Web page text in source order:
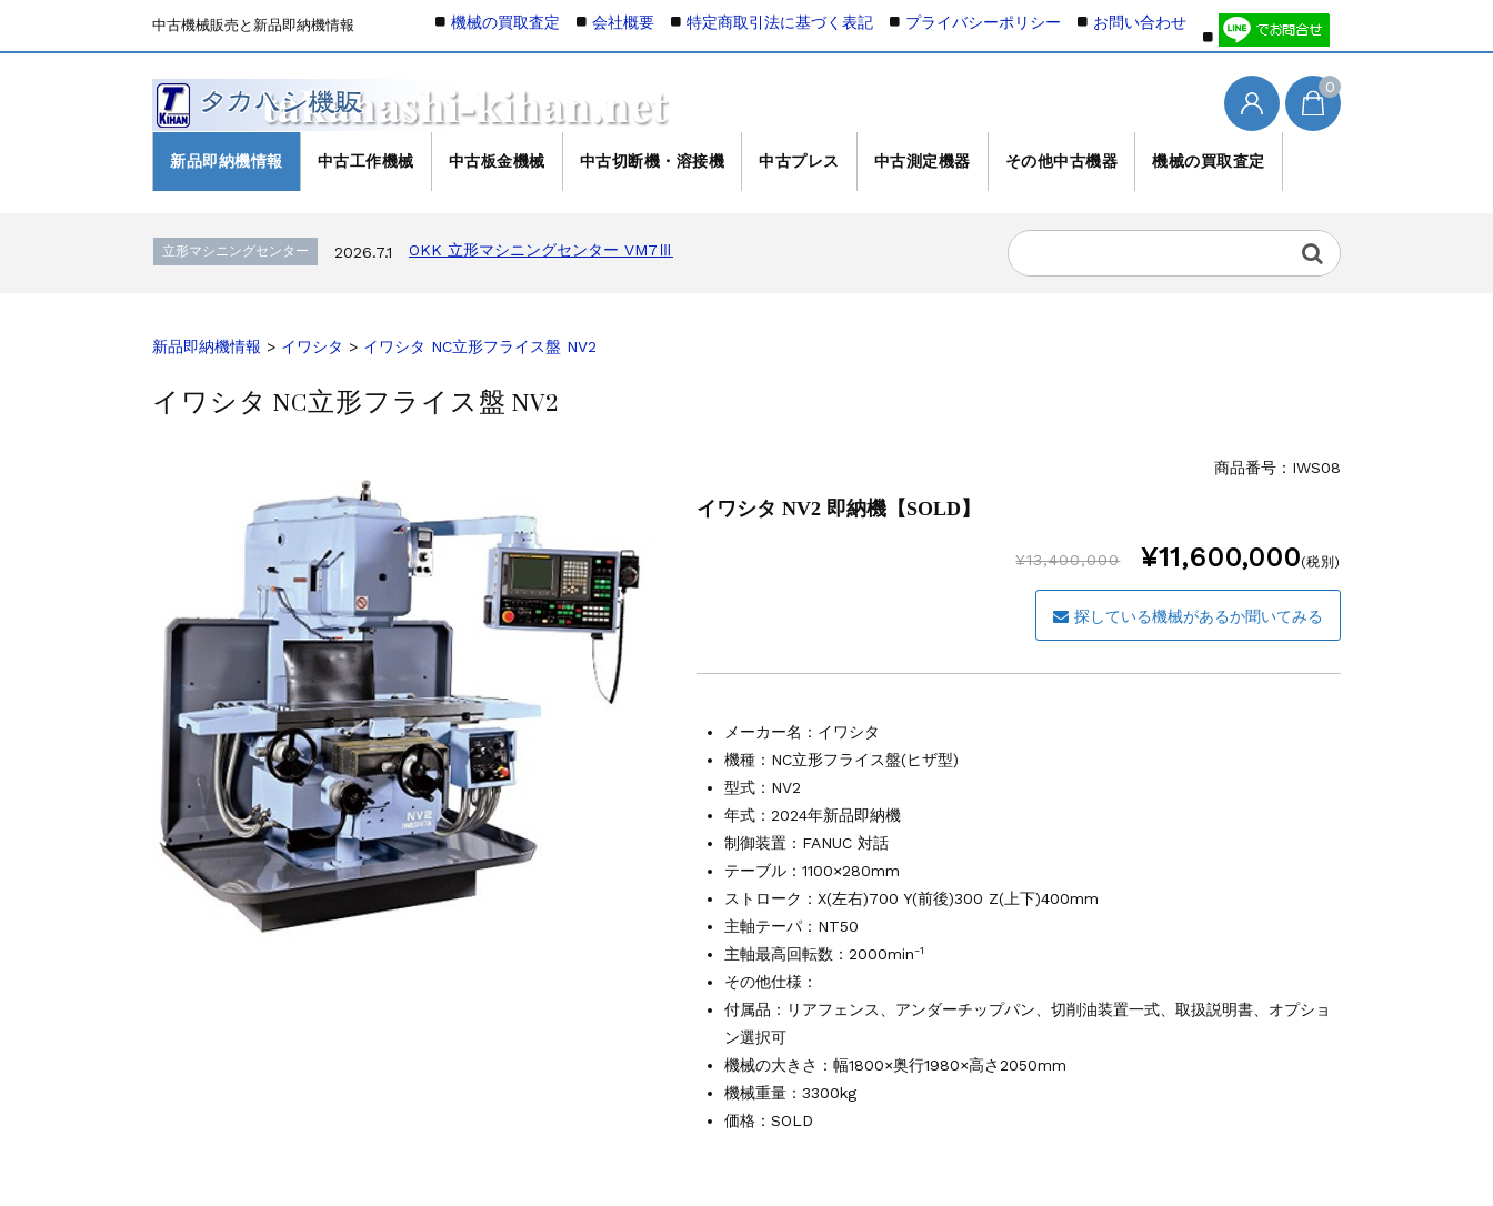
中古機械販売と新品即納機情報
0
新品即納機情報 中古工作機械 中古板金機械 中古切断機・溶接機 中古プレス 中古測定機器 その他中古機器 機械の買取査定
機械の買取査定 会社概要 特定商取引法に基づく表記 プライバシーポリシー お問い合わせ
立形マシニングセンター 森精機 立形マシニングセンター NV5000α1B/40 2008年製
立形マシニングセンター 2026.7.1 OKK 立形マシニングセンター VM7Ⅲ
その他の工作機械 2026.5.19 ミマキエンジニアリング NC彫刻機 ME-500STⅡ
販売 買取 2026.5.16 ダイヘン デジタルパルスMAG/MIG溶接機 DP-350
2026.4.19
立形マシニングセンター 2026.7.1 OKK 立形マシニングセンター VM7Ⅲ
立形マシニングセンター 2026.7.1 OKK 立形マシニングセンター VM7Ⅲ
2026.6.29 ブラザー SPEEDIO W1000Xd2
ドラム形NC旋盤 2026.5.22 高松機械 NC旋盤 XL-100
その他の工作機械 2026.5.19 ミマキエンジニアリング NC彫刻機 ME-500STⅡ
2026.5.16 ダイヘン 交直両用TIG溶接機 AVP-300
販売 買取 2026.5.16 ダイヘン デジタルパルスMAG/MIG溶接機 DP-350
立形マシニングセンター 2026.4.28 ホーコス 4軸マシニングセンター NJ50 2014年製
立形マシニングセンター 2026.4.24 森精機 立形マシニングセンター NV5000α1B/40 2005年製
立形マシニングセンター 2026.4.19 森精機 立形マシニングセンター NV5000α1B/40 2008年製
新品即納機情報 > イワシタ > イワシタ NC立形フライス盤 NV2
イワシタ NC立形フライス盤 NV2
商品番号： IWS08
イワシタ NV2 即納機【SOLD】
¥13,400,000 ¥11,600,000(税別)
探している機械があるか聞いてみる
メーカー名： イワシタ
機種：NC立形フライス盤(ヒザ型)
型式：NV2
年式：2024年新品即納機
制御装置：FANUC 対話
テーブル：1100×280mm
ストローク：X(左右)700 Y(前後)300 Z(上下)400mm
主軸テーパ：NT50
主軸最高回転数：2000min-1
その他仕様：
付属品：リアフェンス、アンダーチップパン、切削油装置一式、取扱説明書、オプショ
ン選択可
機械の大きさ：幅1800×奥行1980×高さ2050mm
機械重量：3300kg
価格：SOLD